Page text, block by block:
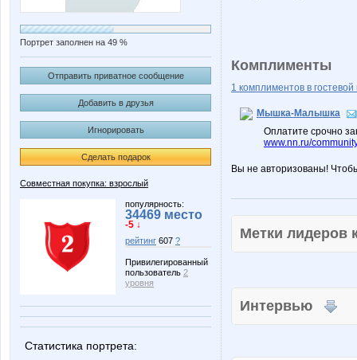
Портрет заполнен на 49 %
Отправить приватное сообщение
Добавить в друзья
Игнорировать
Сделать подарок
Совместная покупка: взрослый
популярность:
34469 место
-5 ↓
рейтинг 607 ?
Привилегированный
пользователь 2
уровня
Статистика портрета:
Комплименты
1 комплиментов в гостевой
Мышка-Малышка
Оплатите срочно
www.nn.ru/
Вы не авторизованы!
Метки
Интервью